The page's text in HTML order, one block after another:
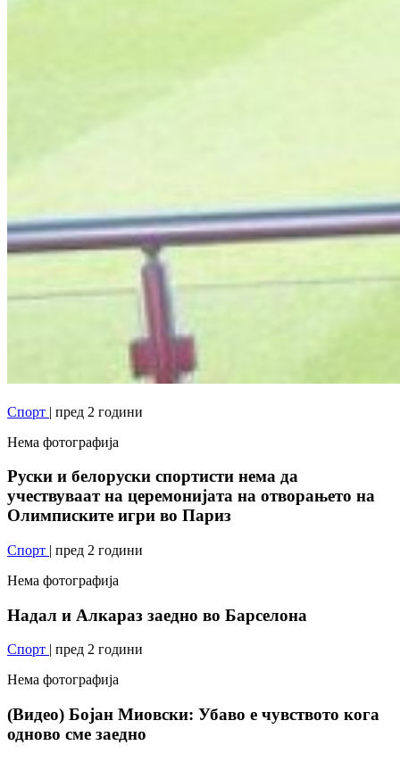
Спорт | пред 2 години
Нема фотографија
Руски и белоруски спортисти нема да
учествуваат на церемонијата на отворањето на
Олимписките игри во Париз
Спорт | пред 2 години
Нема фотографија
Надал и Алкараз заедно во Барселона
Спорт | пред 2 години
Нема фотографија
(Видео) Бојан Миовски: Убаво е чувството кога
одново сме заедно